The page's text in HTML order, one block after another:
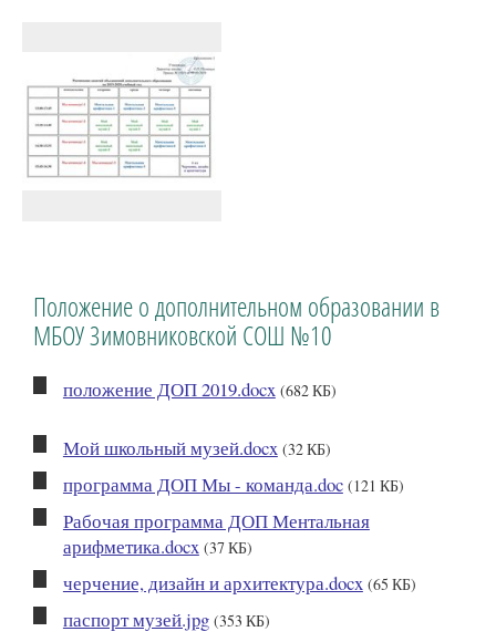
Положение о дополнительном образовании в
МБОУ Зимовниковской СОШ №10
положение ДОП 2019.docx (682 КБ)
Мой школьный музей.docx (32 КБ)
программа ДОП Мы - команда.doc (121 КБ)
Рабочая программа ДОП Ментальная
арифметика.docx (37 КБ)
черчение, дизайн и архитектура.docx (65 КБ)
паспорт музей.jpg (353 КБ)